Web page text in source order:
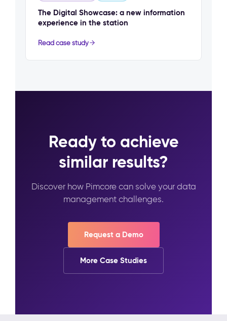
The Digital Showcase: a new information
experience in the station
Read case study
Ready to achieve
similar results?
Discover how Pimcore can solve your data
management challenges.
Request a Demo
More Case Studies